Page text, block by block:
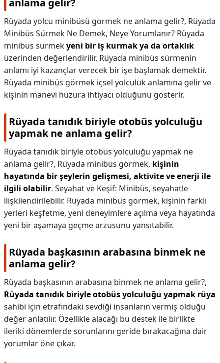
anlama gelir?
Rüyada yolcu minibüsü gormek ne anlama gelir?, Rüyada
Minibüs Sürmek Ne Demek, Neye Yorumlanır? Rüyada
minibüs sürmekyeni bir iş kurmak ya da ortaklık
üzerinden değerlendirilir. Rüyada minibüs sürmenin
anlamı iyi kazançlar verecek bir işe başlamak demektir.
Rüyada minibüs görmek içsel yolculuk anlamına gelir ve
kişinin manevi huzura ihtiyacı olduğunu gösterir.
Rüyada tanıdık biriyle otobüs yolculuğu
yapmak ne anlama gelir?
Rüyada tanıdık biriyle otobüs yolculuğu yapmak ne
anlama gelir?, Rüyada minibüs görmek, kişinin
hayatında bir şeylerin gelişmesi, aktivite ve enerji ile
ilgili olabilir. Seyahat ve Keşif: Minibüs, seyahatle
ilişkilendirilebilir. Rüyada minibüs görmek, kişinin farklı
yerleri keşfetme, yeni deneyimlere açılma veya hayatında
yeni bir aşamaya geçme arzusunu yansıtabilir.
Rüyada başkasının arabasına binmek ne
anlama gelir?
Rüyada başkasının arabasına binmek ne anlama gelir?,
Rüyada tanıdık biriyle otobüs yolculuğu yapmak rüya
sahibi için etrafındaki sevdiği insanların vermiş olduğu
değer anlatılır. Özellikle alacağı bu destek ile birlikte
ileriki dönemlerde sorunlarını geride bırakacağına dair
yorumlar öne çıkar.